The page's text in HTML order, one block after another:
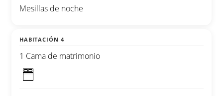
Mesillas de noche
HABITACIÓN 4
1 Cama de matrimonio